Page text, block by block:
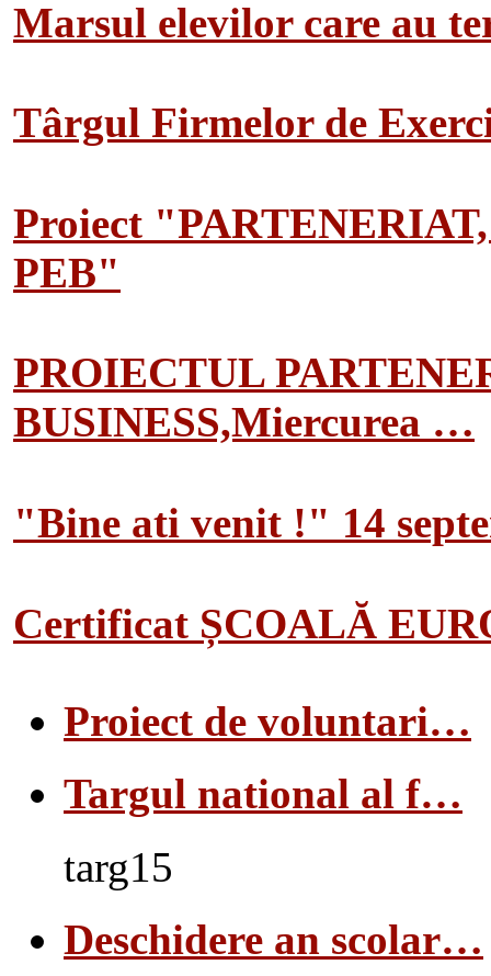
Marsul elevilor care au
Târgul Firmelor de
Proiect
PEB"
PROIECTUL
BUSINESS,Miercurea …
"Bine ati venit !" 14
Certificat ȘCOALĂ
Proiect de voluntari…
Targul national al f…
targ15
Deschidere an scolar…